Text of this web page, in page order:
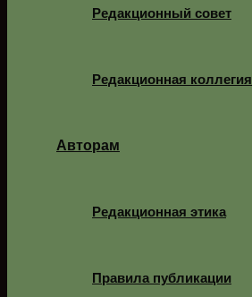
Редакционный совет
Редакционная коллегия
Авторам
Редакционная этика
Правила публикации